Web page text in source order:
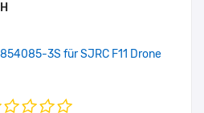
3S für SJRC F11 Drone